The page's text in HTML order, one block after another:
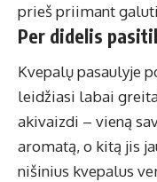
prieš priimant
Per didelis
Kvepalų pasaulyje
leidžiasi labai
akivaizdi – vieną
aromatą, o kitą jis
nišinius kvepalus